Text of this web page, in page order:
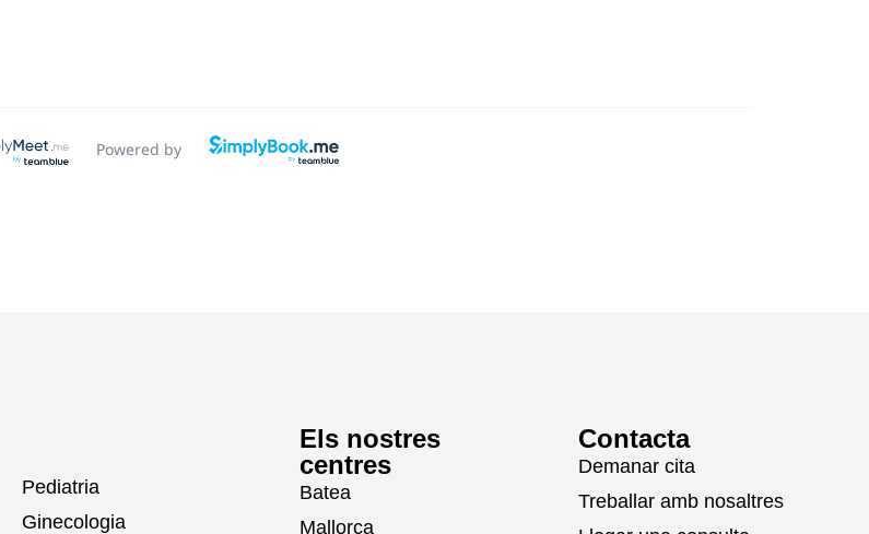
Pediatria
Ginecologia
Els nostres
centres
Batea
Mallorca
Contacta
Demanar cita
Treballar amb nosaltres